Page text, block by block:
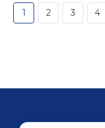
1 2 3 4